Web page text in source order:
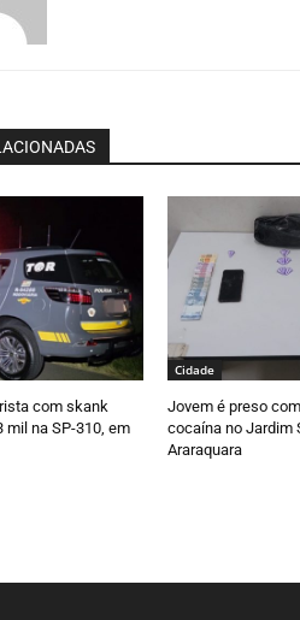
com skank
mil na SP-310, em
Cidade
Jovem é preso
cocaína no Jardim
Araraquara